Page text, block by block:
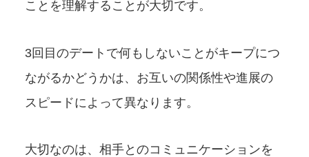
ことを理解することが大切です。
3回目のデートで何もしないことがキープにつ
ながるかどうかは、お互いの関係性や進展の
スピードによって異なります。
大切なのは、相手とのコミュニケーションを